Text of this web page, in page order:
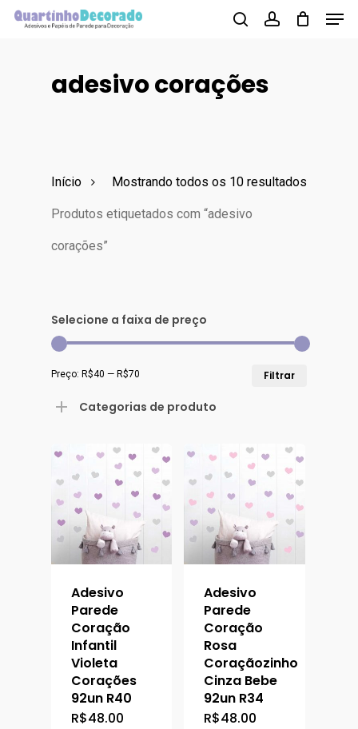
Skip
adesivo corações
Mostrando todos os 10 resultados
Início
Produtos etiquetados com “adesivo
corações”
Selecione a faixa de preço
Filtrar
Preço: R$40 — R$70
Categorias de produto
Adesivo
Parede
Coração
Infantil
Violeta
Corações
92un R40
R$48.00
Adesivo
Parede
Coração
Rosa
Coraçãozinho
Cinza Bebe
92un R34
R$48.00